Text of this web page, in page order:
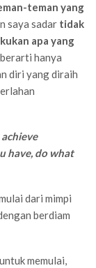
teman yang
saya sadar tidak
apa yang
hanya
diri yang diraih
achieve
have, do what
dari mimpi
berdiam
memulai,